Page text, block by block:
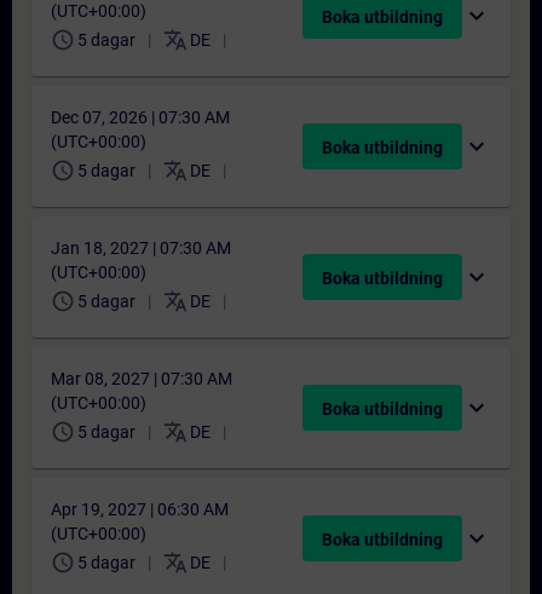
(UTC+00:00)
schedule 5 dagar translate DE
Boka utbildning expand_more
Dec 07, 2026 | 07:30 AM
(UTC+00:00)
schedule 5 dagar translate DE
Boka utbildning expand_more
Jan 18, 2027 | 07:30 AM
(UTC+00:00)
schedule 5 dagar translate DE
Boka utbildning expand_more
Mar 08, 2027 | 07:30 AM
(UTC+00:00)
schedule 5 dagar translate DE
Boka utbildning expand_more
Apr 19, 2027 | 06:30 AM
(UTC+00:00)
schedule 5 dagar translate DE
Boka utbildning expand_more